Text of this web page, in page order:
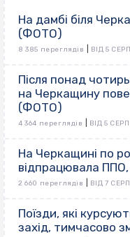
На дамбі біля
(ФОТО)
8 385 переглядів ВІД 5
Після понад
на Черкащину
(ФОТО)
4 364 переглядів ВІД 5
На Черкащині по
відпрацювала
2 660 переглядів ВІД 7
Поїзди, які
захід, тимчасово